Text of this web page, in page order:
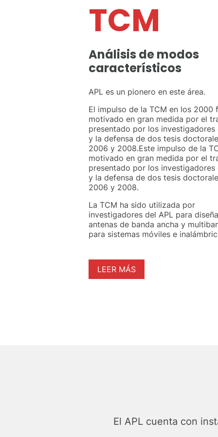
TCM
Análisis de modos
característicos
APL es un pionero en este área.
El impulso de la TCM en los 2000
motivado en gran medida por el
presentado por los investigadores
y la defensa de dos tesis
2006 y 2008.Este impulso de la
motivado en gran medida por el
presentado por los investigadores
y la defensa de dos tesis
2006 y 2008.
La TCM ha sido utilizada por
investigadores del APL para
antenas de banda ancha y
para sistemas móviles e
LEER MÁS
El APL cuenta con